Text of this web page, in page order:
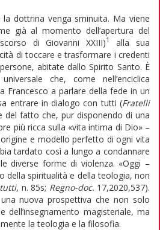
dottrina venga sminuita. Ma viene
già al momento dell’apertura del
di Giovanni XXIII)1
alla sua
di toccare e trasformare i credenti
abitate dallo Spirito Santo. È
che, come nell’enciclica
Francesco a parlare della fede in un
entrare in dialogo con tutti (Fratelli
del fatto che, pur disponendo di una
più ricca sulla «vita intima di Dio» –
e modello perfetto di ogni vita
tardato così a lungo a condannare
diverse forme di violenza. «Oggi –
della spiritualità e della teologia, non
, n. 85s; Regno-doc. 17,2020,537).
nuova prospettiva che non solo
dell’insegnamento magisteriale, ma
la teologia e la filosofia.